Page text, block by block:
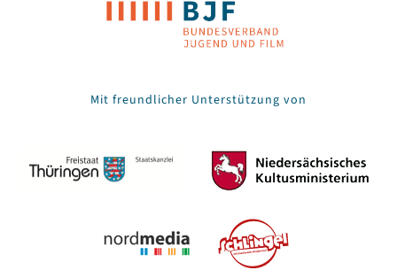
Mit freundlicher Unterstützung von